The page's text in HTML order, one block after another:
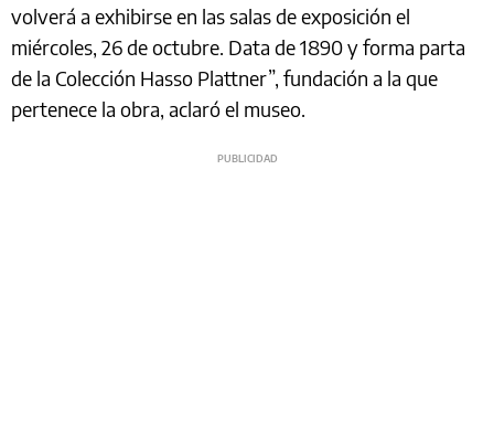
volverá a exhibirse en las salas de exposición el
miércoles, 26 de octubre. Data de 1890 y forma parta
de la Colección Hasso Plattner”, fundación a la que
pertenece la obra, aclaró el museo.